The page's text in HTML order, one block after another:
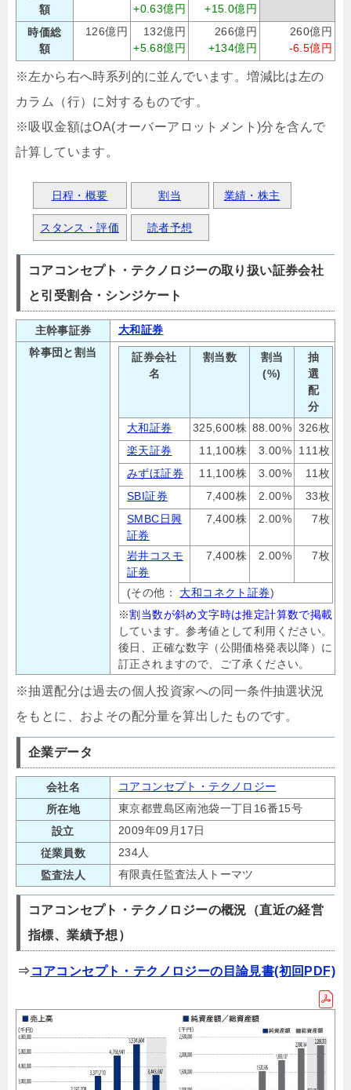
額
+0.63億円
+15.0億円
時価総
額
126億円
132億円
+5.68億円
266億円
+134億円
260億円
-6.5億円
※左から右へ時系列的に並んでいます。増減比は左の
カラム（行）に対するものです。
※吸収金額はOA(オーバーアロットメント)分を含んで
計算しています。
日程・概要 割当 業績・株主
スタンス・評価 読者予想
コアコンセプト・テクノロジーの取り扱い証券会社
と引受割合・シンジケート
主幹事証券
大和証券
幹事団と割当
証券会社
名
割当数
割当
(%)
抽
選
配
分
大和証券
325,600株 88.00% 326枚
楽天証券
11,100株 3.00%
111枚
みずほ証券
11,100株 3.00%
11枚
SBI証券
7,400株 2.00%
33枚
SMBC日興
証券
7,400株 2.00% 7枚
岩井コスモ
証券
7,400株 2.00% 7枚
(その他： 大和コネクト証券)
※割当数が斜め文字時は推定計算数で掲載
しています。参考値として利用ください。
後日、正確な数字（公開価格発表以降）に
訂正されますので、ご了承ください。
※抽選配分は過去の個人投資家への同一条件抽選状況
をもとに、およその配分量を算出したものです。
企業データ
会社名
コアコンセプト・テクノロジー
所在地
東京都豊島区南池袋一丁目16番15号
設立
2009年09月17日
従業員数
234人
監査法人
有限責任監査法人トーマツ
コアコンセプト・テクノロジーの概況（直近の経営
指標、業績予想）
⇒ コアコンセプト・テクノロジーの目論見書(初回PDF)